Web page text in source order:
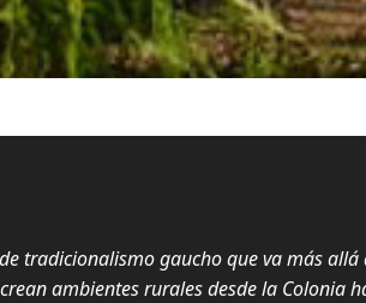
tradicionalismo gaucho que va más allá
ambientes rurales desde la Colonia